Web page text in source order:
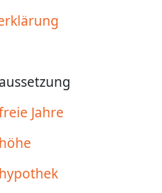
Jahre